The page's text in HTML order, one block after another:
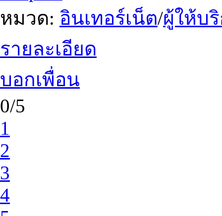
หมวด: อินเทอร์เน็ต/ผู้ให้บ
รายละเอียด
บอกเพื่อน
0/5
1
2
3
4